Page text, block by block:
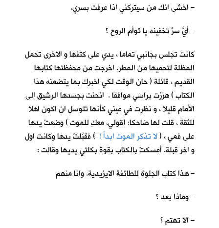
– اخشى انك من سيتركني اذا عرفت بسري.
– أيُّ سرٍّ تخفينه يا تَوأم الروح ؟
كانت تجلس بجانبي تماما ، يدي على كتفها و الاخرى تحمل
المظلة لتحميها من المطر. اخرجت من محفظتها كتابها
القديم ، قائلة ( حان الوقت لكي اخبرك بما يتضمنه هذا
الكتاب ) هززت براسي موافقا . انحنت بجسدها الرشيق الى
الأمام قليلا ، و نظرت في عيني كأنها تتوسل ان اكون اهلا
للثقة ، قلت لها ضاحكا: (قولي، معكِ للموت ) وضعتْ يدها
على فمي ، (لا تذكر الموت ابداً ! ) فقبَّلتُ يدها وكانت اول
و اخر قبلة. أمسكتْ بالكتاب بقوة بكلتي يديها وقالت :
– هذا كتاب الجلوة للطائفة الايزيدية. وانا منهم
– وماذا بعد ؟
– الا تهتم ؟